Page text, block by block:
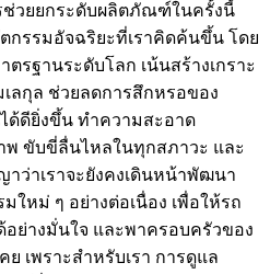
วยยกระดับผลิตภัณฑ์ในครั้งนี้
ตกรรมอัจฉริยะที่เราคิดค้นขึ้น โดย
รฐานระดับโลก เน้นสร้างเกราะ
ลกุล ช่วยลดการสึกหรอของ
ด้ดียิ่งขึ้น ทำความสะอาด
พ ขับขี่ลื่นไหลในทุกสภาวะ และ
าว่าเราจะยังคงเดินหน้าพัฒนา
ใหม่ ๆ อย่างต่อเนื่อง เพื่อให้รถ
ย่างมั่นใจ และพาครอบครัวของ
เพราะสำหรับเรา การดูแล